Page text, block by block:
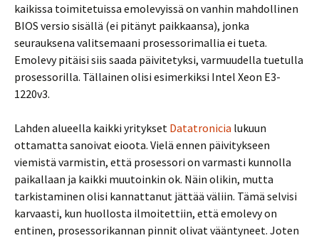
kaikissa toimitetuissa emolevyissä on vanhin mahdollinen
BIOS versio sisällä (ei pitänyt paikkaansa), jonka
seurauksena valitsemaani prosessorimallia ei tueta.
Emolevy pitäisi siis saada päivitetyksi, varmuudella tuetulla
prosessorilla. Tällainen olisi esimerkiksi Intel Xeon E3-
1220v3.
Lahden alueella kaikki yritykset Datatronicia lukuun
ottamatta sanoivat eioota. Vielä ennen päivitykseen
viemistä varmistin, että prosessori on varmasti kunnolla
paikallaan ja kaikki muutoinkin ok. Näin olikin, mutta
tarkistaminen olisi kannattanut jättää väliin. Tämä selvisi
karvaasti, kun huollosta ilmoitettiin, että emolevy on
entinen, prosessorikannan pinnit olivat vääntyneet. Joten